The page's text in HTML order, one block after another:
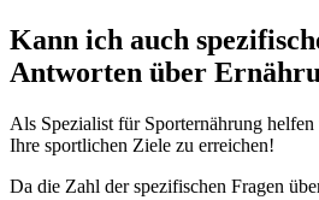
Kann ich auch
Antworten über
Als Spezialist für Sporternährung
Ihre sportlichen Ziele zu erreichen!
Da die Zahl der spezifischen Fragen